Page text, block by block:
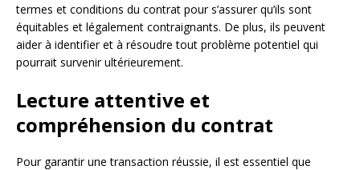
termes et conditions du contrat pour s’assurer qu’ils sont
équitables et légalement contraignants. De plus, ils peuvent
aider à identifier et à résoudre tout problème potentiel qui
pourrait survenir ultérieurement.
Lecture attentive et
compréhension du contrat
Pour garantir une transaction réussie, il est essentiel que